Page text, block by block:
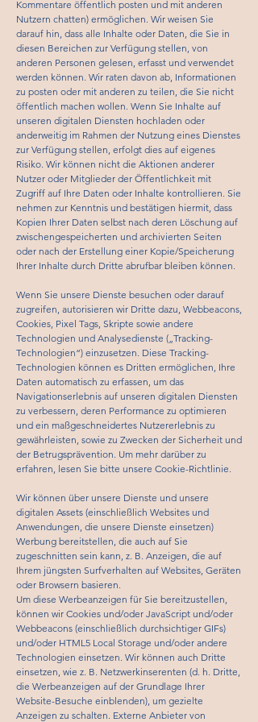
Kommentare öffentlich posten und mit anderen
Nutzern chatten) ermöglichen. Wir weisen Sie
darauf hin, dass alle Inhalte oder Daten, die Sie in
diesen Bereichen zur Verfügung stellen, von
anderen Personen gelesen, erfasst und verwendet
werden können. Wir raten davon ab, Informationen
zu posten oder mit anderen zu teilen, die Sie nicht
öffentlich machen wollen. Wenn Sie Inhalte auf
unseren digitalen Diensten hochladen oder
anderweitig im Rahmen der Nutzung eines Dienstes
zur Verfügung stellen, erfolgt dies auf eigenes
Risiko. Wir können nicht die Aktionen anderer
Nutzer oder Mitglieder der Öffentlichkeit mit
Zugriff auf Ihre Daten oder Inhalte kontrollieren. Sie
nehmen zur Kenntnis und bestätigen hiermit, dass
Kopien Ihrer Daten selbst nach deren Löschung auf
zwischengespeicherten und archivierten Seiten
oder nach der Erstellung einer Kopie/Speicherung
Ihrer Inhalte durch Dritte abrufbar bleiben können.
Wenn Sie unsere Dienste besuchen oder darauf
zugreifen, autorisieren wir Dritte dazu, Webbeacons,
Cookies, Pixel Tags, Skripte sowie andere
Technologien und Analysedienste („Tracking-
Technologien“) einzusetzen. Diese Tracking-
Technologien können es Dritten ermöglichen, Ihre
Daten automatisch zu erfassen, um das
Navigationserlebnis auf unseren digitalen Diensten
zu verbessern, deren Performance zu optimieren
und ein maßgeschneidertes Nutzererlebnis zu
gewährleisten, sowie zu Zwecken der Sicherheit und
der Betrugsprävention. Um mehr darüber zu
erfahren, lesen Sie bitte unsere Cookie-Richtlinie.
Wir können über unsere Dienste und unsere
digitalen Assets (einschließlich Websites und
Anwendungen, die unsere Dienste einsetzen)
Werbung bereitstellen, die auch auf Sie
zugeschnitten sein kann, z. B. Anzeigen, die auf
Ihrem jüngsten Surfverhalten auf Websites, Geräten
oder Browsern basieren.
Um diese Werbeanzeigen für Sie bereitzustellen,
können wir Cookies und/oder JavaScript und/oder
Webbeacons (einschließlich durchsichtiger GIFs)
und/oder HTML5 Local Storage und/oder andere
Technologien einsetzen. Wir können auch Dritte
einsetzen, wie z. B. Netzwerkinserenten (d. h. Dritte,
die Werbeanzeigen auf der Grundlage Ihrer
Website-Besuche einblenden), um gezielte
Anzeigen zu schalten. Externe Anbieter von